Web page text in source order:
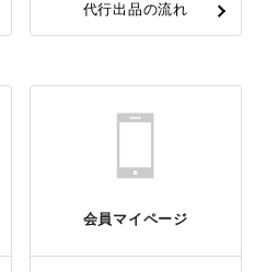
代行出品の流れ
会員マイページ